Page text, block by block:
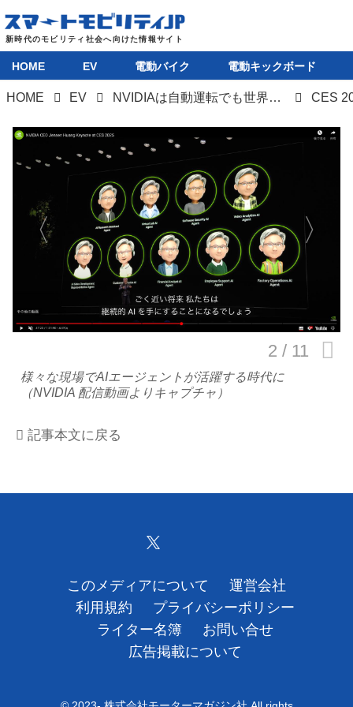
EV
電動バイク
電動キックボード
ライフスタイル
テクノロジー
運営会社
ライター名簿
お問い合せ
HOME EV 電動バイク 電動キックボード
HOME EV NVIDIAは自動運転でも世界最強なのか。CES 2025レポート（前編） CES
様々な現場でAIエージェントが活躍する時代に
（NVIDIA 配信動画よりキャプチャ）
記事本文に戻る
このメディアについて
運営会社
利用規約
プライバシーポリシー
ライター名簿
お問い合せ
広告掲載について